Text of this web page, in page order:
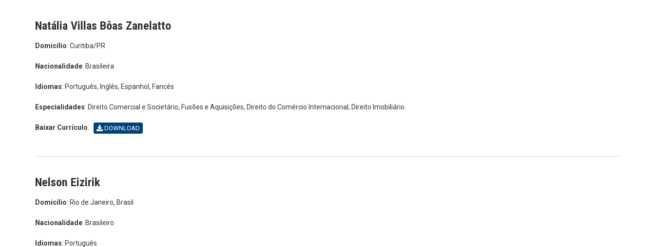
Natália Villas Bôas Zanelatto
Domicílio: Curitiba/PR
Nacionalidade: Brasileira
Idiomas: Português, Inglês, Espanhol, Fancês
Especialidades: Direito Comercial e Societário, Fusões e Aquisições, Direito do Comércio Internacional, Direito Imobiliário.
Baixar Currículo: DOWNLOAD
Nelson Eizirik
Domicílio: Rio de Janeiro, Brasil
Nacionalidade: Brasileiro
Idiomas: Português